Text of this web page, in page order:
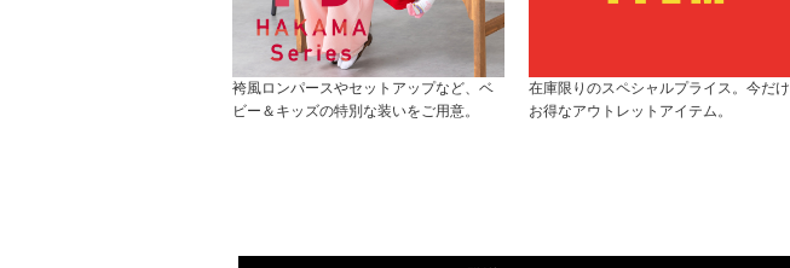
袴風ロンパースやセットアップなど、ベ
ビー＆キッズの特別な装いをご用意。
在庫限りのスペシャルプライス。今だけ
お得なアウトレットアイテム。